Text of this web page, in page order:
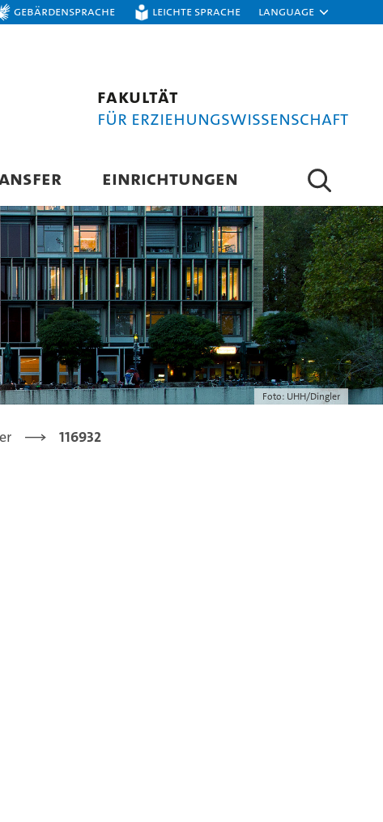
Gebärdensprache Leichte Sprache Language
Fakultät
für Erziehungswissenschaft
EINRICHTUNGEN
Foto: UHH/Dingler
116932